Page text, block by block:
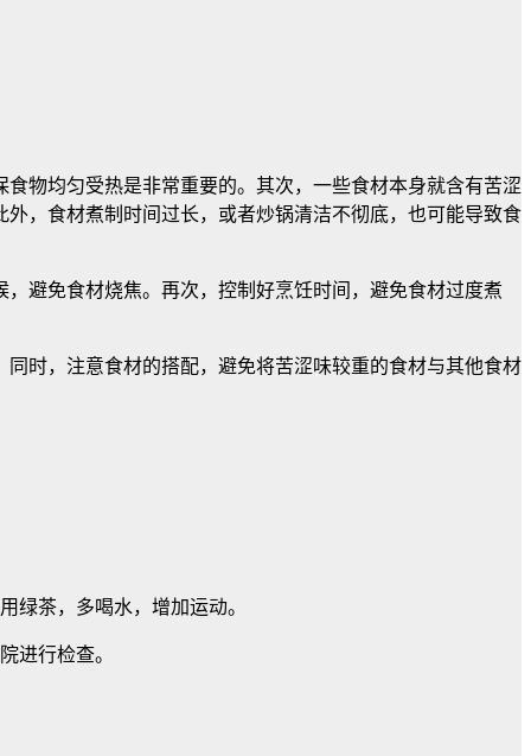
物均匀受热是非常重要的。其次，一些食材本身就含有苦涩
，食材煮制时间过长，或者炒锅清洁不彻底，也可能导致食
避免食材烧焦。再次，控制好烹饪时间，避免食材过度煮
时，注意食材的搭配，避免将苦涩味较重的食材与其他食材
绿茶，多喝水，增加运动。
进行检查。